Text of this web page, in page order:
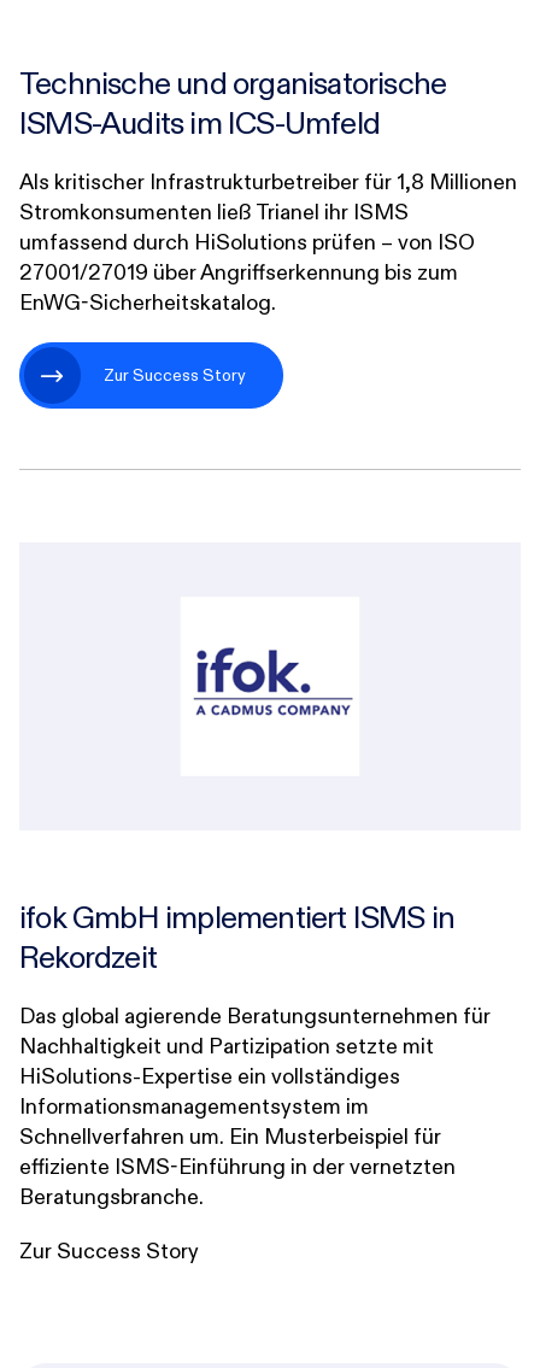
Technische und organisatorische
ISMS-Audits im ICS-Umfeld
Als kritischer Infrastrukturbetreiber für 1,8 Millionen
Stromkonsumenten ließ Trianel ihr ISMS
umfassend durch HiSolutions prüfen – von ISO
27001/27019 über Angriffserkennung bis zum
EnWG-Sicherheitskatalog.
Zur Success Story
ifok GmbH implementiert ISMS in
Rekordzeit
Das global agierende Beratungsunternehmen für
Nachhaltigkeit und Partizipation setzte mit
HiSolutions-Expertise ein vollständiges
Informationsmanagementsystem im
Schnellverfahren um. Ein Musterbeispiel für
effiziente ISMS-Einführung in der vernetzten
Beratungsbranche.
Zur Success Story